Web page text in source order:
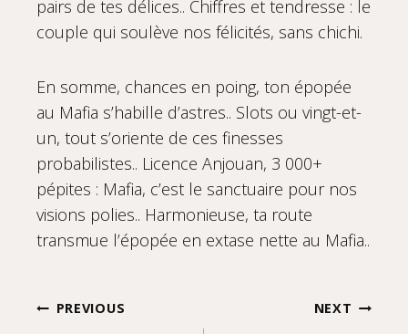
pairs de tes délices.. Chiffres et tendresse : le
couple qui soulève nos félicités, sans chichi.
En somme, chances en poing, ton épopée
au Mafia s’habille d’astres.. Slots ou vingt-et-
un, tout s’oriente de ces finesses
probabilistes.. Licence Anjouan, 3 000+
pépites : Mafia, c’est le sanctuaire pour nos
visions polies.. Harmonieuse, ta route
transmue l’épopée en extase nette au Mafia..
PREVIOUS NEXT